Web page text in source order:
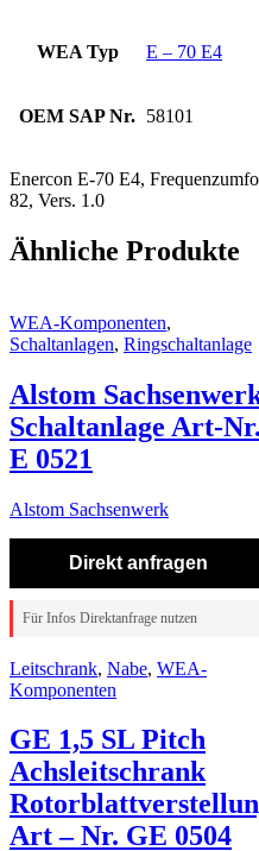
WEA Typ E – 70 E4
OEM SAP Nr. 58101
Enercon E-70 E4,
82, Vers. 1.0
Ähnliche Produkte
WEA-Komponenten,
Schaltanlagen, Ringschaltanlage
Alstom
Schaltanlage Art-Nr.
E 0521
Alstom Sachsenwerk
Direkt anfragen
Für Infos Direktanfrage nutzen
Leitschrank, Nabe, WEA-
Komponenten
GE 1,5 SL Pitch
Achsleitschrank
Art – Nr. GE 0504